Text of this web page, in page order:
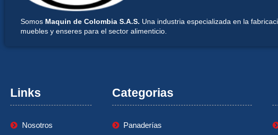
Somos Maquin de Colombia S.A.S. Una industria especializada en la
muebles y enseres para el sector alimenticio.
Links
Nosotros
Categorias
Panaderías